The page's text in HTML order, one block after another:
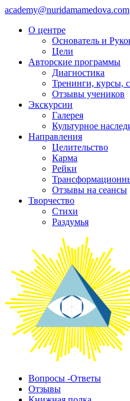
academy@nuridamamedova.com
О центре
Основатель и
Цели
Авторские программы
Диагностика
Тренинги, курсы,
Отзывы учеников
Экскурсии
Галерея
Культурное
Направления
Целительство
Карма
Рейки
Отзывы на сеансы
Творчество
Стихи
Раздумья
Вопросы -Ответы
Отзывы